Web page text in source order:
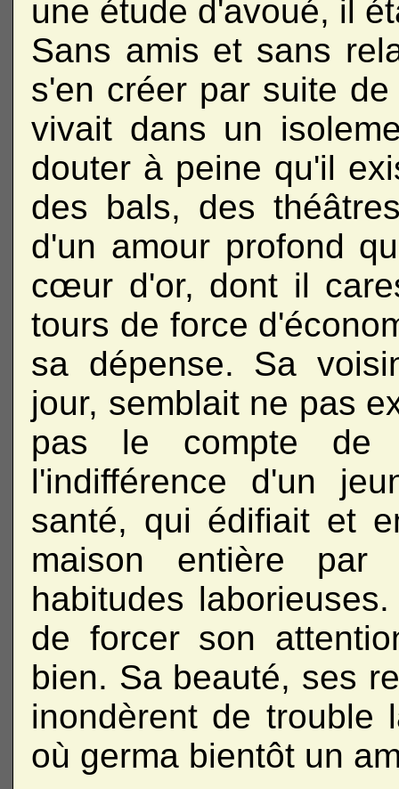
une étude d'avoué, il
Sans amis et sans
s'en créer par suite
vivait dans un
douter à peine qu'il
des bals, des
d'un amour profond
cœur d'or, dont il
tours de force
sa dépense. Sa
jour, semblait ne pas
pas le compte de
l'indifférence d'un
santé, qui édifiait et
maison entière
habitudes
de forcer son
bien. Sa beauté, ses
inondèrent de trouble
où germa bientôt un